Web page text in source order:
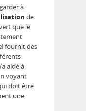
à
de
que le
fournit des
aidé à
voyant
doit être
une